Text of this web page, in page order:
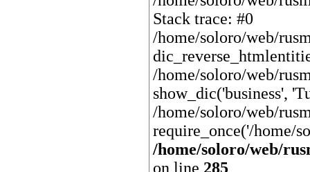
Stack trace: #0
/home/soloro/web/
/home/soloro/web/
show_dic('business',
/home/soloro/web/
require_once('/home/
/home/soloro/web/
on line 285